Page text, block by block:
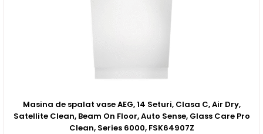
Masina de spalat vase AEG, 14 Seturi, Clasa C, Air Dry,
Satellite Clean, Beam On Floor, Auto Sense, Glass Care Pro
Clean, Series 6000, FSK64907Z